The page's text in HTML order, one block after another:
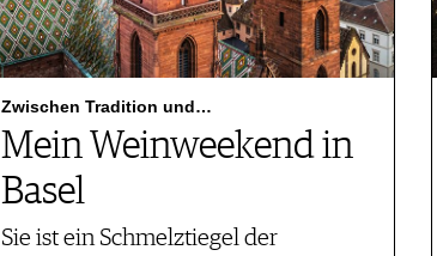
Zwischen Tradition und…
Mein Weinweekend in
Basel
Sie ist ein Schmelztiegel der